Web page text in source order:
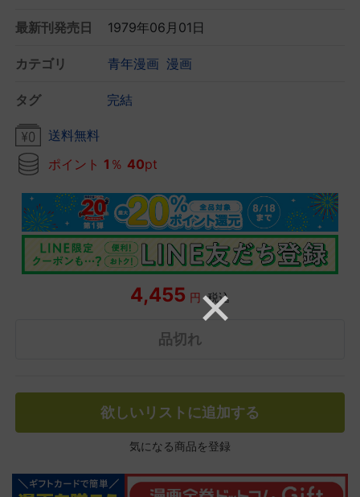
最新刊発売日 1979年06月01日
カテゴリ 青年漫画 漫画
タグ 完結
送料無料
ポイント 1 ％ 40pt
4,455 円 税込
品切れ
欲しいリストに追加する
気になる商品を登録